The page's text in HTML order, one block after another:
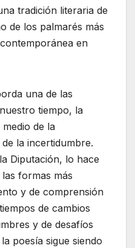
tradición literaria de
de los palmarés más
en
una de las
tiempo, la
de la
la incertidumbre.
Diputación, lo hace
formas más
y de comprensión
de cambios
y de desafíos
poesía sigue siendo